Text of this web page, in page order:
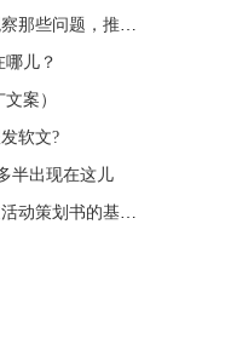
，推广方法有那些？
儿？
案）
软文?
半出现在这儿
式是什么,我们一起了解下